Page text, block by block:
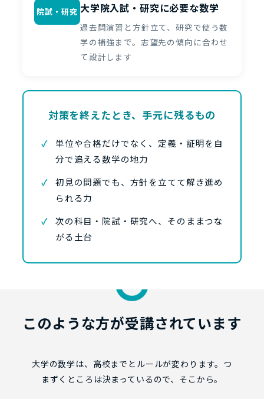
院試・研究 大学院入試・研究に必要な数学
過去問演習と方針立て、研究で使う数
学の補強まで。志望先の傾向に合わせ
て設計します
対策を終えたとき、手元に残るもの
単位や合格だけでなく、定義・証明を自
分で追える数学の地力
初見の問題でも、方針を立てて解き進め
られる力
次の科目・院試・研究へ、そのままつな
がる土台
このような方が受講されています
大学の数学は、高校までとルールが変わります。つ
まずくところは決まっているので、そこから。